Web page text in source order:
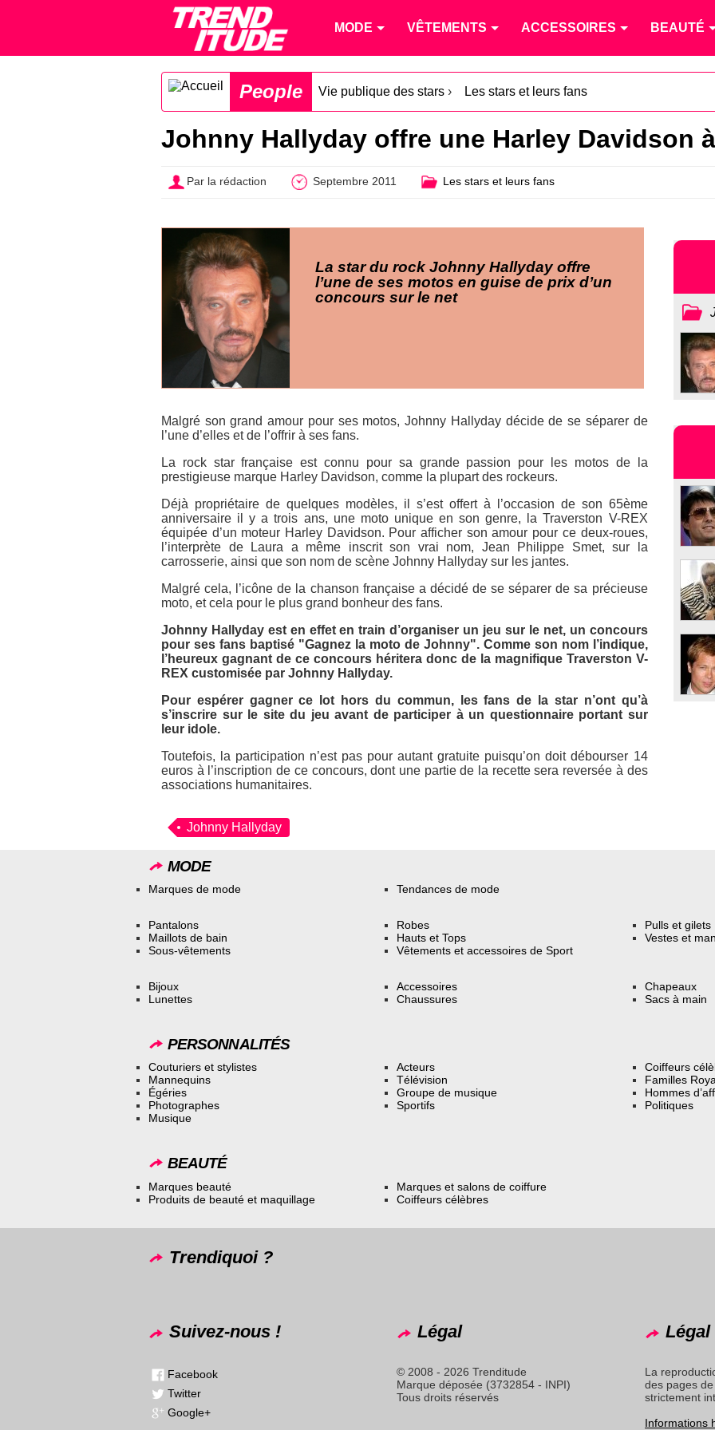
MODE VÊTEMENTS ACCESSOIRES BEAUTÉ
People Vie publique des stars › Les stars et leurs fans
Johnny Hallyday offre une Harley Davidson
Par la rédaction Septembre 2011 Les stars et leurs fans
La star du rock Johnny Hallyday offre
l’une de ses motos en guise de prix d’un
concours sur le net
Malgré son grand amour pour ses motos, Johnny Hallyday décide de se séparer de
l’une d’elles et de l’offrir à ses fans.
La rock star française est connu pour sa grande passion pour les motos de la
prestigieuse marque Harley Davidson, comme la plupart des rockeurs.
Déjà propriétaire de quelques modèles, il s’est offert à l’occasion de son 65ème
anniversaire il y a trois ans, une moto unique en son genre, laTraverston V-REX
équipée d’un moteur Harley Davidson. Pour afficher son amour pour ce deux-roues,
l’interprète de
Laura a même inscrit son vrai nom, Jean Philippe Smet, sur la
carrosserie, ainsi que son nom de scène Johnny Hallyday sur les jantes.
Malgré cela, l’icône de la chanson française a décidé de se séparer de sa précieuse
moto, et cela pour le plus grand bonheur des fans.
Johnny Hallyday est en effet en train d’organiser un jeu sur le net, un concours
pour ses fans baptisé "Gagnez la moto de Johnny". Comme son nom l’indique,
l’heureux gagnant de ce concours héritera donc de la magnifique Traverston V-
REX customisée par Johnny Hallyday.
Pour espérer gagner ce lot hors du commun, les fans de la star n’ont qu’à
s’inscrire sur le site du jeu avant de participer à un questionnaire portant sur
leur idole.
Toutefois, la participation n’est pas pour autant gratuite puisqu’on doit débourser 14
euros à l’inscription de ce concours, dont une partie de la recette sera reversée à des
associations humanitaires.
Johnny Hallyday
MODE
Marques de mode Tendances de mode
Pantalons
Maillots de bain
Sous-vêtements
Robes
Hauts et Tops
Vêtements et accessoires de Sport
Pulls et gilets
Vestes et
Bijoux
Lunettes
Accessoires
Chaussures
Chapeaux
Sacs à main
PERSONNALITÉS
Couturiers et stylistes
Mannequins
Égéries
Photographes
Musique
Acteurs
Télévision
Groupe de musique
Sportifs
Coiffeurs
Familles
Hommes
Politiques
BEAUTÉ
Marques beauté
Produits de beauté et maquillage
Marques et salons de coiffure
Coiffeurs célèbres
Trendiquoi ?
Suivez-nous !
Facebook
Twitter
Google+
Légal
© 2008 - 2026 Trenditude
Marque déposée (3732854 - INPI)
Tous droits réservés
Légal
La
des pages
strictement
Informations